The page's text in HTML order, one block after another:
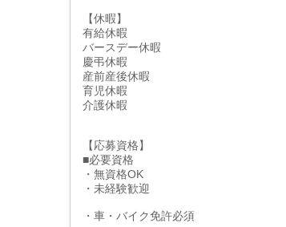
【休暇】
有給休暇
バースデー休暇
慶弔休暇
産前産後休暇
育児休暇
介護休暇
【応募資格】
■必要資格
・無資格OK
・未経験歓迎
・車・バイク免許必須